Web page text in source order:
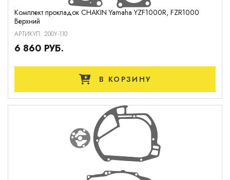
Комплект прокладок CHAKIN Yamaha YZF1000R, FZR1000
Верхний
АРТИКУЛ: 200Y-110
6 860 РУБ.
В КОРЗИНУ